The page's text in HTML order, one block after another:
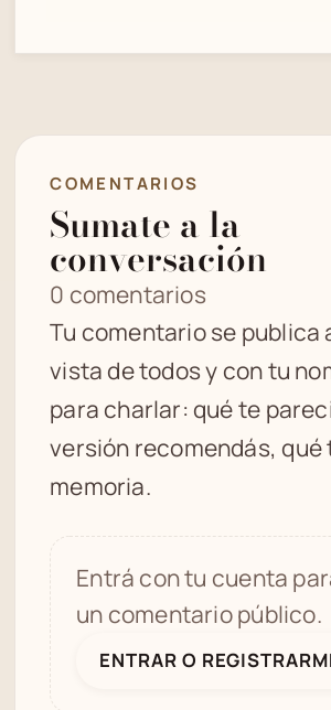
COMENTARIOS
Sumate a la
conversación
0 comentarios
Tu comentario se publica
vista de todos y con tu
para charlar: qué te
versión recomendás, qué
memoria.
Entrá con tu cuenta
un comentario público.
ENTRAR O